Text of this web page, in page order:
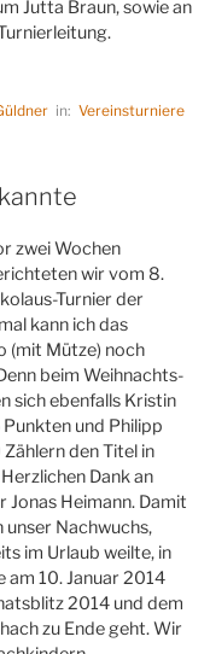
Jutta Braun, sowie an
in:Vereinsturniere
zwei Wochen
wir vom 8.
Turnier der
kann ich das
(mit Mütze) noch
beim Weihnachts-
sich ebenfalls Kristin
und Philipp
den Titel in
Dank an
Jonas Heimann. Damit
Nachwuchs,
im Urlaub weilte, in
am 10. Januar 2014
2014 und dem
zu Ende geht. Wir